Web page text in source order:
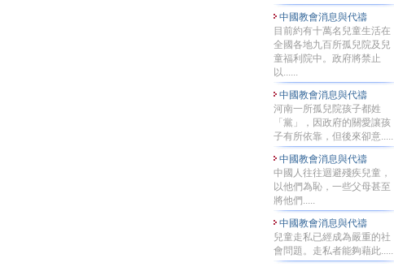
中國教會消息與代禱
目前約有十萬名兒童生活在
全國各地九百所孤兒院及兒
童福利院中。政府將禁止
以......
中國教會消息與代禱
河南一所孤兒院孩子都姓
「黨」，因政府的關愛讓孩
子有所依靠，但後來卻意.....
中國教會消息與代禱
中國人往往迴避殘疾兒童，
以他們為恥，一些父母甚至
將他們.....
中國教會消息與代禱
兒童走私已經成為嚴重的社
會問題。走私者能夠藉此.....